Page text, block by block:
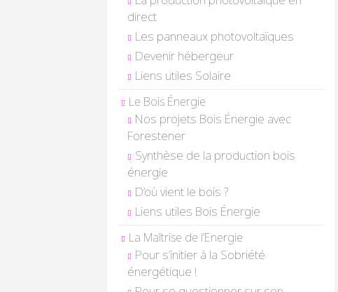
direct
Les panneaux photovoltaïques
Devenir hébergeur
Liens utiles Solaire
Le Bois Énergie
Nos projets Bois Énergie avec
Forestener
Synthèse de la production bois
énergie
D’où vient le bois ?
Liens utiles Bois Énergie
La Maîtrise de l’Energie
Pour s’initier à la Sobriété
énergétique !